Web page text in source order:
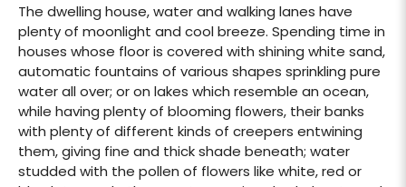
The dwelling house, water and walking lanes have
plenty of moonlight and cool breeze. Spending time in
houses whose floor is covered with shining white sand,
automatic fountains of various shapes sprinkling pure
water all over; or on lakes which resemble an ocean,
while having plenty of blooming flowers, their banks
with plenty of different kinds of creepers entwining
them, giving fine and thick shade beneath; water
studded with the pollen of flowers like white, red or